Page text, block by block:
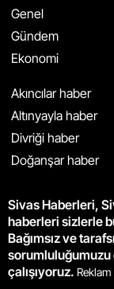
Genel
Gündem
Ekonomi
Akıncılar haber
Altınyayla haber
Divriği haber
Doğanşar haber
Sivas Haberleri,
haberleri sizlerle
Bağımsız ve
çalışıyoruz.